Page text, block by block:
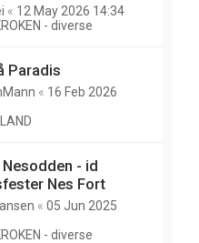
« 12 May 2026 14:34
- diverse
Paradis
« 16 Feb 2026
- id
Nes Fort
« 05 Jun 2025
- diverse